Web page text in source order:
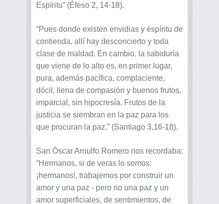
Espíritu” (Éfeso 2, 14-18).
“Pues donde existen envidias y espíritu de
contienda, allí hay desconcierto y toda
clase de maldad. En cambio, la sabiduría
que viene de lo alto es, en primer lugar,
pura, además pacífica, complaciente,
dócil, llena de compasión y buenos frutos,
imparcial, sin hipocresía. Frutos de la
justicia se siembran en la paz para los
que procuran la paz.” (Santiago 3,16-18).
San Óscar Arnulfo Romero nos recordaba:
“Hermanos, si de veras lo somos:
¡hermanos!, trabajemos por construir un
amor y una paz - pero no una paz y un
amor superficiales, de sentimientos, de